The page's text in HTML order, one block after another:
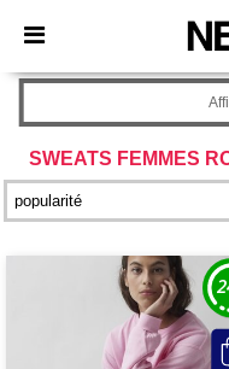
× Appli Needen
Meilleurs prix sur
SWEATS FEMMES